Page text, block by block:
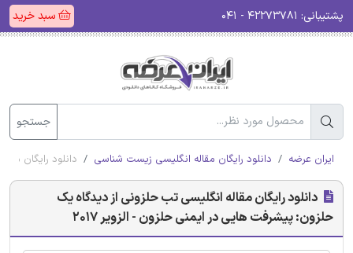
پشتیبانی: سبد خرید
جستجو
ایران عرضه دانلود رایگان مقاله انگلیسی زیست شناسی دانلود رایگان
دانلود رایگان مقاله انگلیسی تب حلزونی از دیدگاه یک
حلزون: پیشرفت هایی در ایمنی حلزون - الزویر 2017